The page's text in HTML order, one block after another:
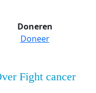
Doneren
Doneer
Fight cancer